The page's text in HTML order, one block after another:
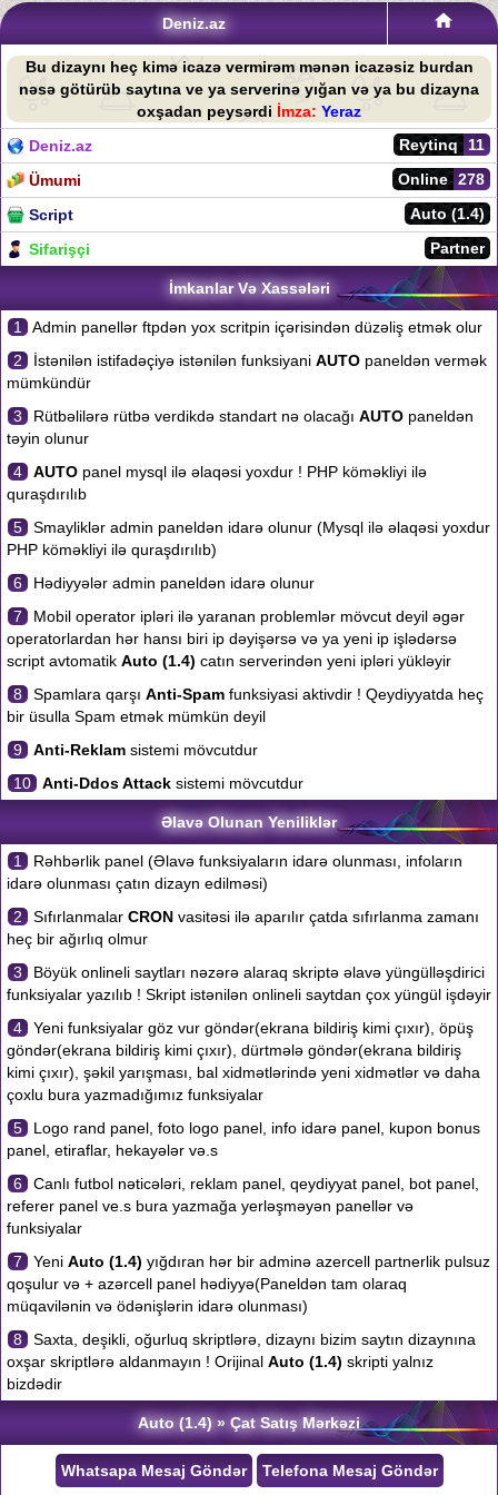
Deniz.az
Bu dizaynı heç kimə icazə vermirəm mənən icazəsiz burdan
nəsə götürüb saytına ve ya serverinə yığan və ya bu dizayna
oxşadan peysərdi İmza: Yeraz
Deniz.az
11
Reytinq
Ümumi
278
Online
Script
Auto (1.4)
Sifarişçi
Partner
İmkanlar Və Xassələri
1
Admin panellər ftpdən yox scritpin içərisindən düzəliş etmək olur
2
İstənilən istifadəçiyə istənilən funksiyani AUTO paneldən vermək
mümkündür
3
Rütbəlilərə rütbə verdikdə standart nə olacağı AUTO paneldən
təyin olunur
4
AUTO panel mysql ilə əlaqəsi yoxdur ! PHP köməkliyi ilə
quraşdırılıb
5
Smayliklər admin paneldən idarə olunur (Mysql ilə əlaqəsi yoxdur
PHP köməkliyi ilə quraşdırılıb)
6
Hədiyyələr admin paneldən idarə olunur
7
Mobil operator ipləri ilə yaranan problemlər mövcut deyil əgər
operatorlardan hər hansı biri ip dəyişərsə və ya yeni ip işlədərsə
script avtomatik Auto (1.4) catın serverindən yeni ipləri yükləyir
8
Spamlara qarşı Anti-Spam funksiyasi aktivdir ! Qeydiyyatda heç
bir üsulla Spam etmək mümkün deyil
9
Anti-Reklam sistemi mövcutdur
10
Anti-Ddos Attack sistemi mövcutdur
Əlavə Olunan Yeniliklər
1
Rəhbərlik panel (Əlavə funksiyaların idarə olunması, infoların
idarə olunması çatın dizayn edilməsi)
2
Sıfırlanmalar CRON vasitəsi ilə aparılır çatda sıfırlanma zamanı
heç bir ağırlıq olmur
3
Böyük onlineli saytları nəzərə alaraq skriptə əlavə yüngülləşdirici
funksiyalar yazılıb ! Skript istənilən onlineli saytdan çox yüngül işdəyir
4
Yeni funksiyalar göz vur göndər(ekrana bildiriş kimi çıxır), öpüş
göndər(ekrana bildiriş kimi çıxır), dürtmələ göndər(ekrana bildiriş
kimi çıxır), şəkil yarışması, bal xidmətlərində yeni xidmətlər və daha
çoxlu bura yazmadığımız funksiyalar
5
Logo rand panel, foto logo panel, info idarə panel, kupon bonus
panel, etiraflar, hekayələr və.s
6
Canlı futbol nəticələri, reklam panel, qeydiyyat panel, bot panel,
referer panel ve.s bura yazmağa yerləşməyən panellər və
funksiyalar
7
Yeni Auto (1.4) yığdıran hər bir adminə azercell partnerlik pulsuz
qoşulur və + azərcell panel hədiyyə(Paneldən tam olaraq
müqavilənin və ödənişlərin idarə olunması)
8
Saxta, deşikli, oğurluq skriptlərə, dizaynı bizim saytın dizaynına
oxşar skriptlərə aldanmayın ! Orijinal Auto (1.4) skripti yalnız
bizdədir
Auto (1.4) » Çat Satış Mərkəzi
Whatsapa Mesaj Göndər Telefona Mesaj Göndər